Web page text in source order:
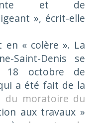
et de
», écrit-elle
en « colère ». La
Saint-Denis se
18 octobre de
a été fait de la
du moratoire du
aux travaux »